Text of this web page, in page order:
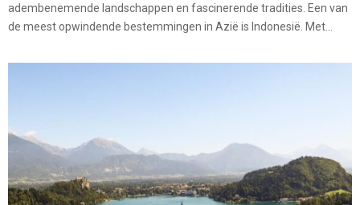
adembenemende landschappen en fascinerende tradities. Een van
de meest opwindende bestemmingen in Azië is Indonesië. Met...